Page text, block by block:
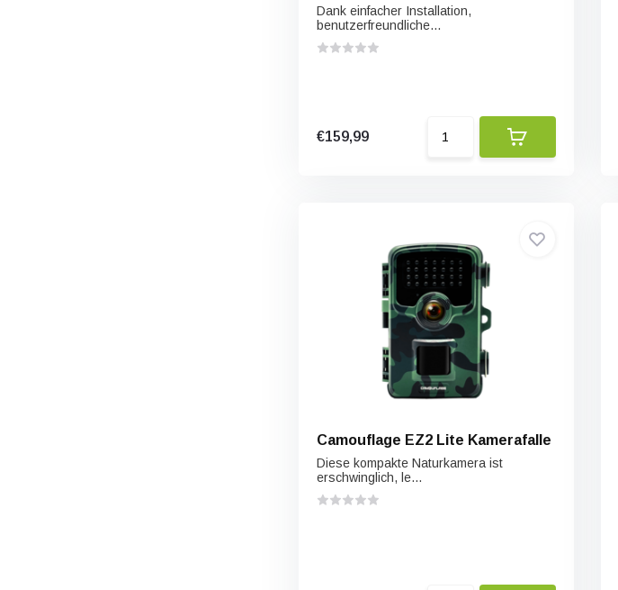
Dank einfacher Installation,
benutzerfreundliche...
€159,99
Camouflage EZ2 Lite Kamerafalle
Diese kompakte Naturkamera ist
erschwinglich, le...